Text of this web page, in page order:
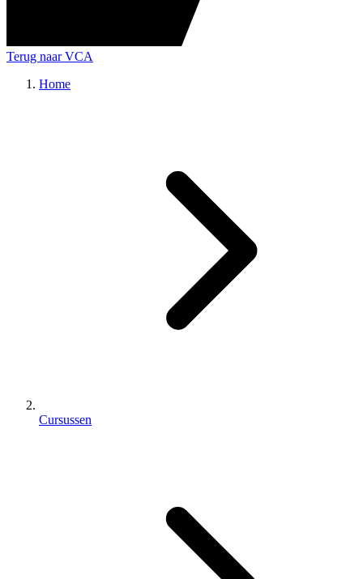
Terug naar VCA
Home
Cursussen